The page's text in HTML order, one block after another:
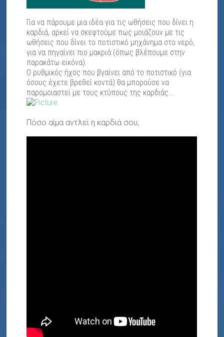
Για να πάρουμε μια ιδέα για τις ωθήσεις που δίνει η
καρδιά, αρκεί να σκεφτούμε πως μοιάζουν με τις
ωθήσεις που δίνει το ποτιστικό μηχάνημα στο νερό,
για να πηγαίνει πιο μακριά (όπως βλέπουμε στην
παρακάτω εικόνα).
Ο ρυθμικός ήχος που βγαίνει από το ποτιστικό (για
όσους έχετε βρεθεί κοντά) θα μπορούσε να
παρομοιαστεί με τους κτύπους της καρδιάς...
Πόσο αίμα αντλεί η καρδιά σου;